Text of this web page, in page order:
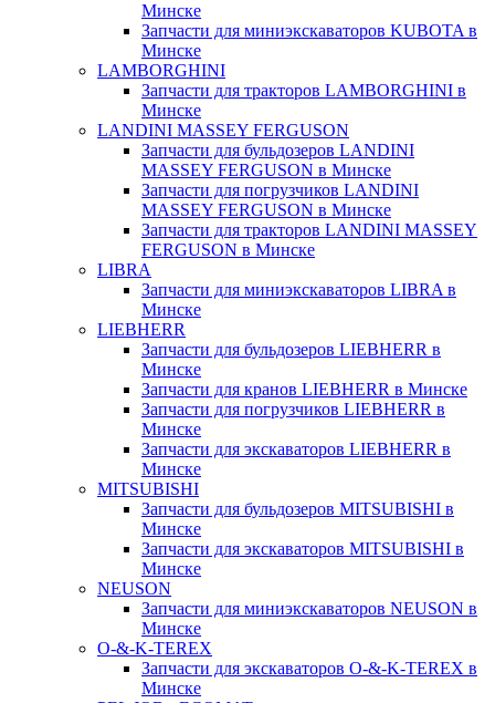
Минске
Запчасти для миниэкскаваторов KUBOTA в
Минске
LAMBORGHINI
Запчасти для тракторов LAMBORGHINI в
Минске
LANDINI MASSEY FERGUSON
Запчасти для бульдозеров LANDINI
MASSEY FERGUSON в Минске
Запчасти для погрузчиков LANDINI
MASSEY FERGUSON в Минске
Запчасти для тракторов LANDINI MASSEY
FERGUSON в Минске
LIBRA
Запчасти для миниэкскаваторов LIBRA в
Минске
LIEBHERR
Запчасти для бульдозеров LIEBHERR в
Минске
Запчасти для кранов LIEBHERR в Минске
Запчасти для погрузчиков LIEBHERR в
Минске
Запчасти для экскаваторов LIEBHERR в
Минске
MITSUBISHI
Запчасти для бульдозеров MITSUBISHI в
Минске
Запчасти для экскаваторов MITSUBISHI в
Минске
NEUSON
Запчасти для миниэкскаваторов NEUSON в
Минске
O-&-K-TEREX
Запчасти для экскаваторов O-&-K-TEREX в
Минске